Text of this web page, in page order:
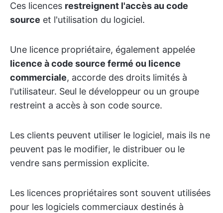
Ces licences restreignent l'accès au code
source et l'utilisation du logiciel.
Une licence propriétaire, également appelée
licence à code source fermé ou licence
commerciale, accorde des droits limités à
l'utilisateur. Seul le développeur ou un groupe
restreint a accès à son code source.
Les clients peuvent utiliser le logiciel, mais ils ne
peuvent pas le modifier, le distribuer ou le
vendre sans permission explicite.
Les licences propriétaires sont souvent utilisées
pour les logiciels commerciaux destinés à